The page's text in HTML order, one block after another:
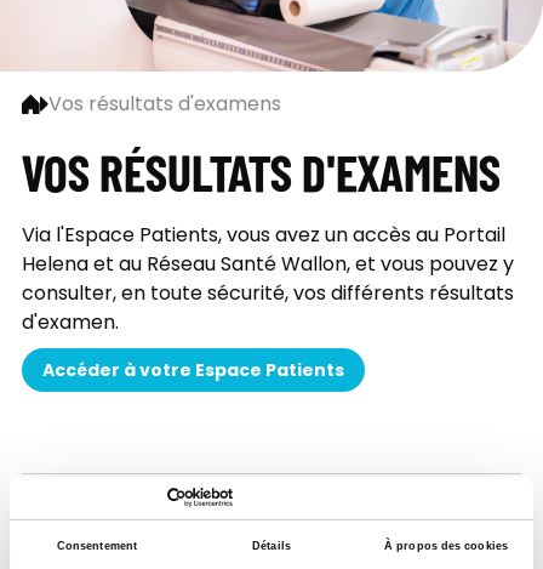
Consentement Détails À propos des cookies
Vos résultats d'examens
VOS RÉSULTATS D'EXAMENS
Via l'Espace Patients, vous avez un accès au Portail
Helena et au Réseau Santé Wallon, et vous pouvez y
consulter, en toute sécurité, vos différents résultats
d'examen.
Accéder à votre Espace Patients